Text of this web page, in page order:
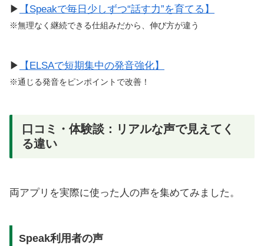
▶ 【Speakで毎日少しずつ“話す力”を育てる】
※無理なく継続できる仕組みだから、伸び方が違う
▶ 【ELSAで短期集中の発音強化】
※通じる発音をピンポイントで改善！
口コミ・体験談：リアルな声で見えてく
る違い
両アプリを実際に使った人の声を集めてみました。
Speak利用者の声